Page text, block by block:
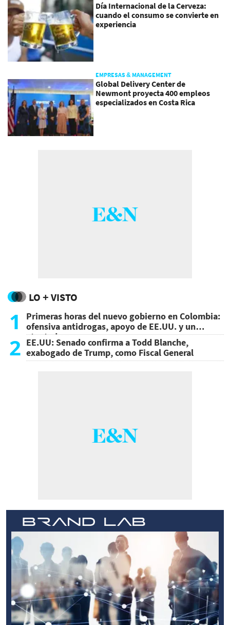
Día Internacional de la Cerveza:
cuando el consumo se convierte en
experiencia
EMPRESAS & MANAGEMENT
Global Delivery Center de
Newmont proyecta 400 empleos
especializados en Costa Rica
LO + VISTO
1
Primeras horas del nuevo gobierno en Colombia:
ofensiva antidrogas, apoyo de EE.UU. y un
atentado
2 EE.UU: Senado confirma a Todd Blanche,
exabogado de Trump, como Fiscal General